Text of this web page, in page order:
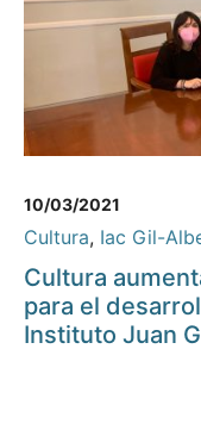
10/03/2021
Cultura, Iac Gil-
Cultura
para el
Instituto Juan